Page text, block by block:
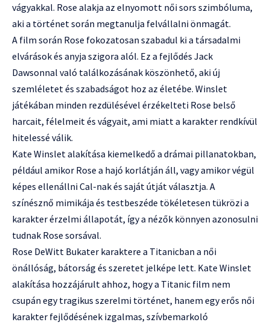
vágyakkal. Rose alakja az elnyomott női sors szimbóluma,
aki a történet során megtanulja felvállalni önmagát.
A film során Rose fokozatosan szabadul ki a társadalmi
elvárások és anyja szigora alól. Ez a fejlődés Jack
Dawsonnal való találkozásának köszönhető, aki új
szemléletet és szabadságot hoz az életébe. Winslet
játékában minden rezdülésével érzékelteti Rose belső
harcait, félelmeit és vágyait, ami miatt a karakter rendkívül
hitelessé válik.
Kate Winslet alakítása kiemelkedő a drámai pillanatokban,
például amikor Rose a hajó korlátján áll, vagy amikor végül
képes ellenállni Cal-nak és saját útját választja. A
színésznő mimikája és testbeszéde tökéletesen tükrözi a
karakter érzelmi állapotát, így a nézők könnyen azonosulni
tudnak Rose sorsával.
Rose DeWitt Bukater karaktere a Titanicban a női
önállóság, bátorság és szeretet jelképe lett. Kate Winslet
alakítása hozzájárult ahhoz, hogy a Titanic film nem
csupán egy tragikus szerelmi történet, hanem egy erős női
karakter fejlődésének izgalmas, szívbemarkoló